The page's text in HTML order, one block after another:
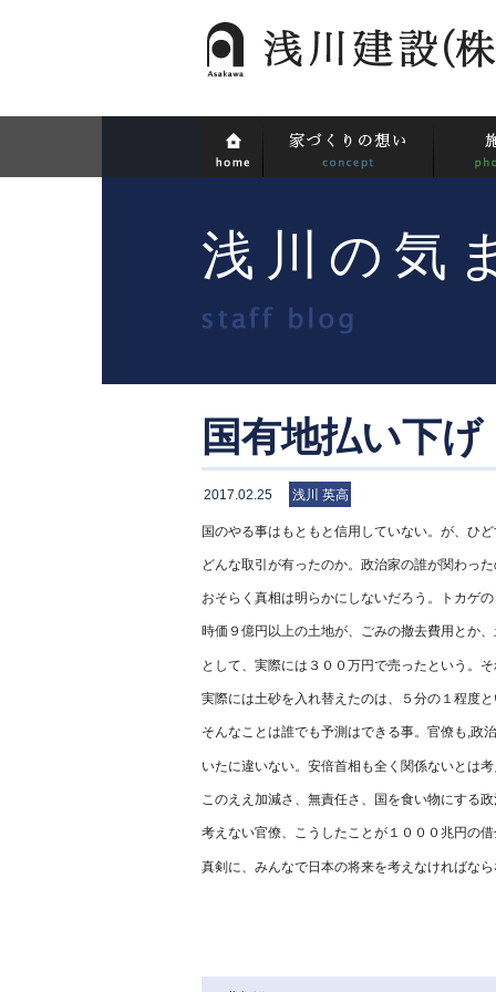
浅川の気
国有地払い下げ
2017.02.25 浅川 英高
国のやる事はもともと信用していない。が、ひ
どんな取引が有ったのか。政治家の誰が関わっ
おそらく真相は明らかにしないだろう。トカゲ
時価９億円以上の土地が、ごみの撤去費用とか
として、実際には３００万円で売ったという。
実際には土砂を入れ替えたのは、５分の１程度
そんなことは誰でも予測はできる事。官僚も,政
いたに違いない。安倍首相も全く関係ないとは
このええ加減さ、無責任さ、国を食い物にする
考えない官僚、こうしたことが１０００兆円の
真剣に、みんなで日本の将来を考えなければな